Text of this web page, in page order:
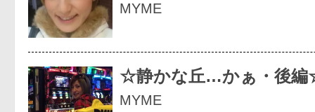
MYME
☆静かな丘…かぁ・後
MYME